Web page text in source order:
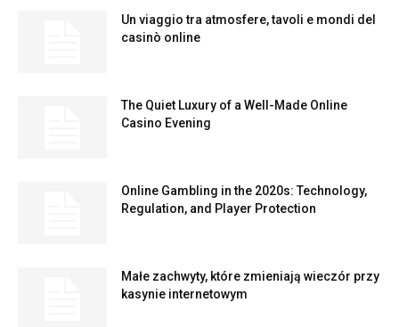
Un viaggio tra atmosfere, tavoli e mondi del
casinò online
The Quiet Luxury of a Well-Made Online
Casino Evening
Online Gambling in the 2020s: Technology,
Regulation, and Player Protection
Małe zachwyty, które zmieniają wieczór przy
kasynie internetowym